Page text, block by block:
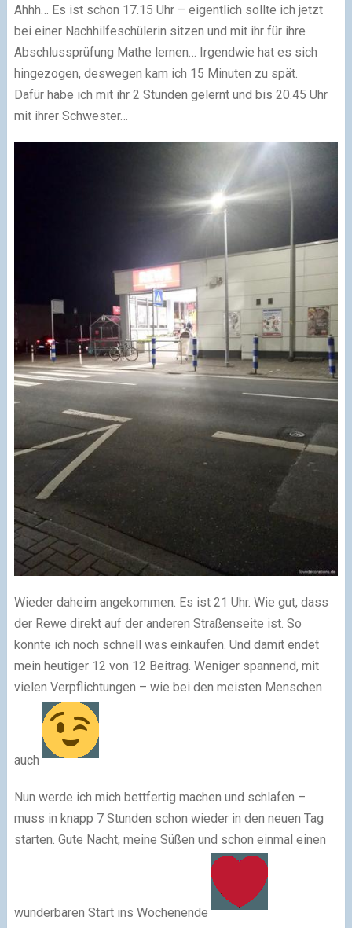
Ahhh… Es ist schon 17.15 Uhr – eigentlich sollte ich jetzt
bei einer Nachhilfeschülerin sitzen und mit ihr für ihre
Abschlussprüfung Mathe lernen… Irgendwie hat es sich
hingezogen, deswegen kam ich 15 Minuten zu spät.
Dafür habe ich mit ihr 2 Stunden gelernt und bis 20.45 Uhr
mit ihrer Schwester…
Wieder daheim angekommen. Es ist 21 Uhr. Wie gut, dass
der Rewe direkt auf der anderen Straßenseite ist. So
konnte ich noch schnell was einkaufen. Und damit endet
mein heutiger 12 von 12 Beitrag. Weniger spannend, mit
vielen Verpflichtungen – wie bei den meisten Menschen
auch
Nun werde ich mich bettfertig machen und schlafen –
muss in knapp 7 Stunden schon wieder in den neuen Tag
starten. Gute Nacht, meine Süßen und schon einmal einen
wunderbaren Start ins Wochenende